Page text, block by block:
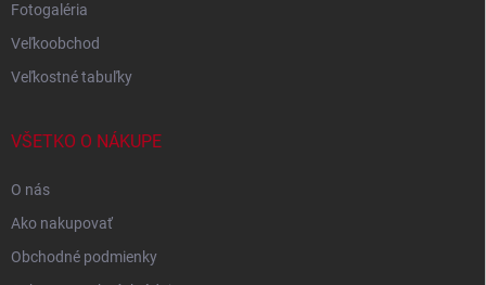
Fotogaléria
Veľkoobchod
Veľkostné tabuľky
VŠETKO O NÁKUPE
O nás
Ako nakupovať
Obchodné podmienky